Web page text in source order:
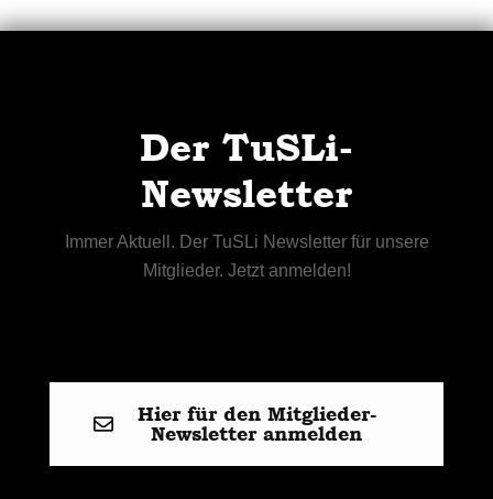
Der TuSLi-
Newsletter
Immer Aktuell. Der TuSLi Newsletter für unsere
Mitglieder. Jetzt anmelden!
Hier für den Mitglieder-
Newsletter anmelden